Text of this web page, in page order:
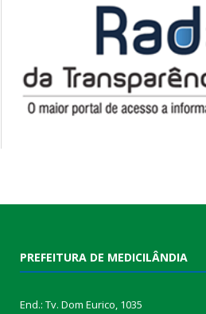
PREFEITURA DE MEDICILÂNDIA
End.: Tv. Dom Eurico, 1035